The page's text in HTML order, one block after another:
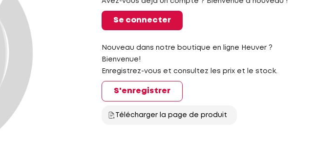
Se connecter
Nouveau dans notre boutique en ligne Heuver ?
Bienvenue!
Enregistrez-vous et consultez les prix et le stock.
S'enregistrer
Télécharger la page de produit